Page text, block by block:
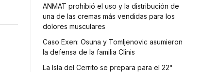
ANMAT prohibió el uso y la distribución de
una de las cremas más vendidas para los
dolores musculares
Caso Exen: Osuna y Tomljenovic asumieron
la defensa de la familia Clinis
La Isla del Cerrito se prepara para el 22°